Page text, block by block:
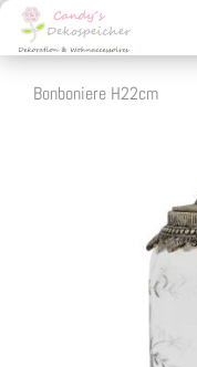
Bonboniere H22cm